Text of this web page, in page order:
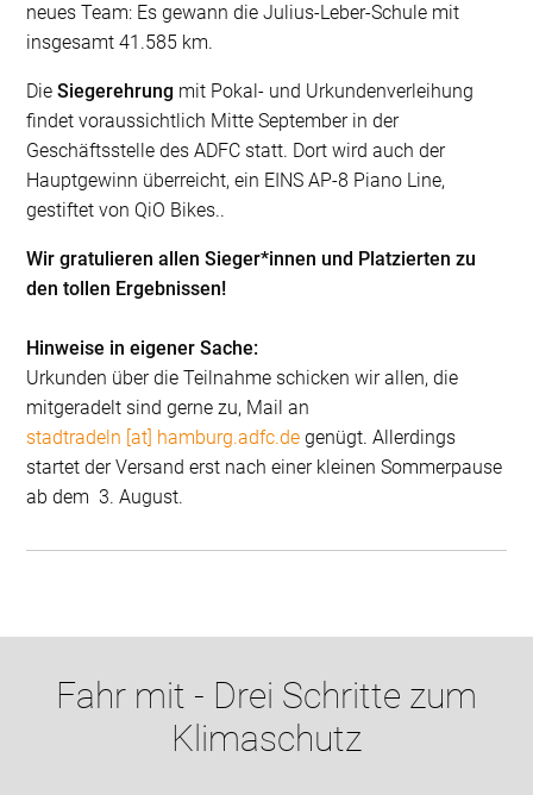
neues Team: Es gewann die Julius-Leber-Schule mit
insgesamt 41.585 km.
DieSiegerehrung mit Pokal- und Urkundenverleihung
findet voraussichtlich Mitte September in der
Geschäftsstelle des ADFC statt. Dort wird auch der
Hauptgewinn überreicht, ein EINS AP-8 Piano Line,
gestiftet von QiO Bikes..
Wir gratulieren allen Sieger*innen und Platzierten zu
den tollen Ergebnissen!
Hinweise in eigener Sache:
Urkunden über die Teilnahme schicken wir allen, die
mitgeradelt sind gerne zu, Mail an
stadtradeln [at] hamburg.adfc.de genügt. Allerdings
startet der Versand erst nach einer kleinen Sommerpause
ab dem 3. August.
Fahr mit - Drei Schritte zum
Klimaschutz